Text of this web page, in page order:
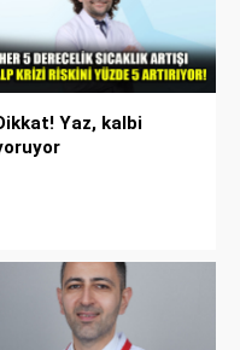
Yaz, kalbi